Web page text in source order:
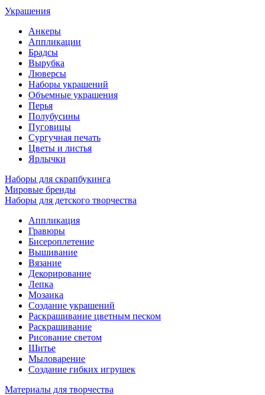
Украшения
Анкеры
Аппликации
Брадсы
Вырубка
Люверсы
Наборы украшений
Объемные украшения
Перья
Полубусины
Пуговицы
Сургучная печать
Цветы и листья
Ярлычки
Наборы для скрапбукинга
Мировые бренды
Наборы для детского творчества
Аппликация
Гравюры
Бисероплетение
Вышивание
Вязание
Декорирование
Лепка
Мозаика
Создание украшений
Раскрашивание цветным песком
Раскрашивание
Рисование светом
Шитье
Мыловарение
Создание гибких игрушек
Материалы для творчества